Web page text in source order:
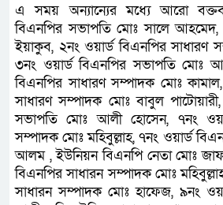
এ সময় অন্যান্যের মধ্যে আরো
বিএনপির সভাপতি মোঃ সালে আহমেদ,
ইয়াকুব, ২নং ওয়ার্ড বিএনপির
৩নং ওয়ার্ড বিএনপির সভাপতি মোঃ
বিএনপির সাধারণ সম্পাদক মোঃ
সাধারণ সম্পাদক মোঃ বাবুল
সভাপতি মোঃ আলী হোসেন, ৭নং
সম্পাদক মোঃ মহিবুল্লাহ, ৭নং ওয়ার্ড
আলম , ইউনিয়ন বিএনপি নেতা মোঃ
বিএনপির সাধারন সম্পাদক মোঃ
সাধারন সম্পাদক মোঃ হাফেজ, ৯নং